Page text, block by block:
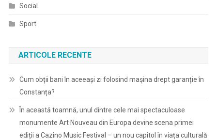
Social
Sport
ARTICOLE RECENTE
Cum obții bani în aceeași zi folosind mașina drept garanție în
Constanța?
În această toamnă, unul dintre cele mai spectaculoase
monumente Art Nouveau din Europa devine scena primei
ediții a Cazino Music Festival – un nou capitol în viața culturală